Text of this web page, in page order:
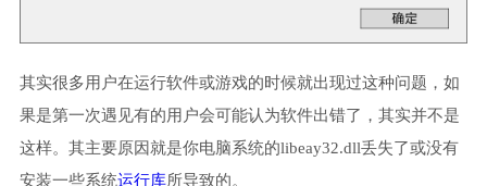
其实很多用户在运行软件或游戏的时候就出现过这种问题，如
果是第一次遇见有的用户会可能认为软件出错了，其实并不是
这样。其主要原因就是你电脑系统的libeay32.dll丢失了或没有
安装一些系统运行库所导致的。